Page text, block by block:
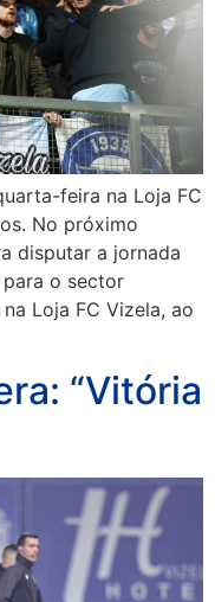
feira na Loja FC
No próximo
disputar a jornada
o sector
Loja FC Vizela, ao
“Vitória